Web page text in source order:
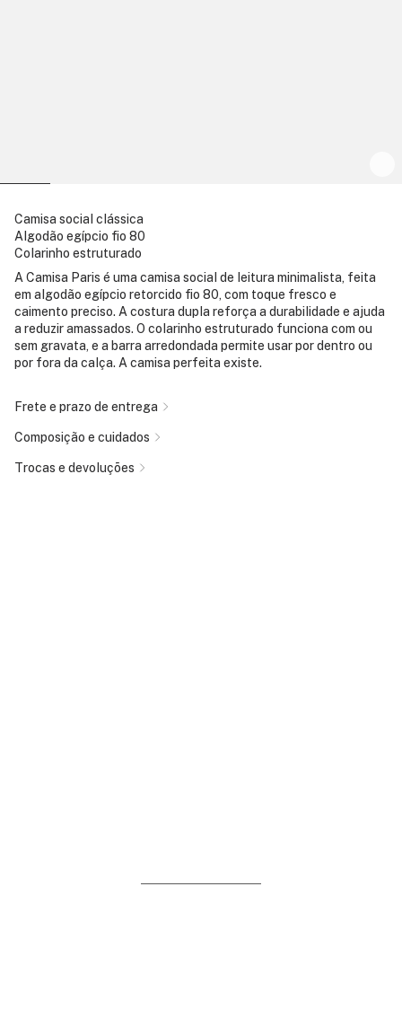
Camisa social clássica
Algodão egípcio fio 80
Colarinho estruturado
A Camisa Paris é uma camisa social de leitura minimalista, feita
em algodão egípcio retorcido fio 80, com toque fresco e
caimento preciso. A costura dupla reforça a durabilidade e ajuda
a reduzir amassados. O colarinho estruturado funciona com ou
sem gravata, e a barra arredondada permite usar por dentro ou
por fora da calça. A camisa perfeita existe.
Frete e prazo de entrega
Composição e cuidados
Trocas e devoluções